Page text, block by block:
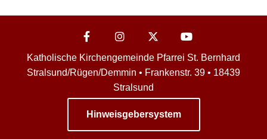
Katholische Kirchengemeinde Pfarrei St. Bernhard
Stralsund/Rügen/Demmin • Frankenstr. 39 • 18439
Stralsund
Hinweisgebersystem